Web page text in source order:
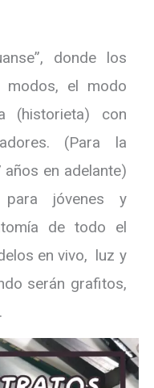
donde los
modos, el modo
(historieta) con
(Para la
en adelante)
para jóvenes y
de todo el
en vivo, luz y
serán grafitos,